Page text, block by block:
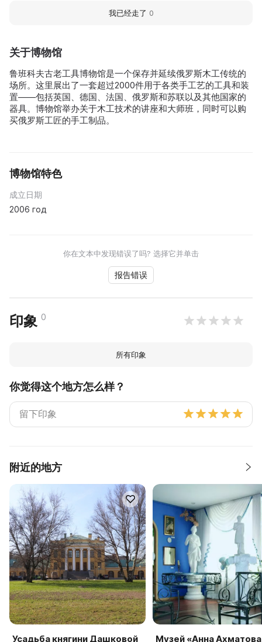
关于博物馆
鲁班科夫古老工具博物馆是一个保存并延续俄罗斯木工传统的
场所。这里展出了一套超过2000件用于各类手工艺的工具和装
置——包括英国、德国、法国、俄罗斯和苏联以及其他国家的
器具。博物馆举办关于木工技术的讲座和大师班，同时可以购
买俄罗斯工匠的手工制品。
博物馆特色
成立日期
2006 год
你在文本中发现错误了吗? 选择它并单击
报告错误
印象 0
所有印象
你觉得这个地方怎么样？
附近的地方
Усадьба княгини Дашковой Музей «Анна
我已经走了 0